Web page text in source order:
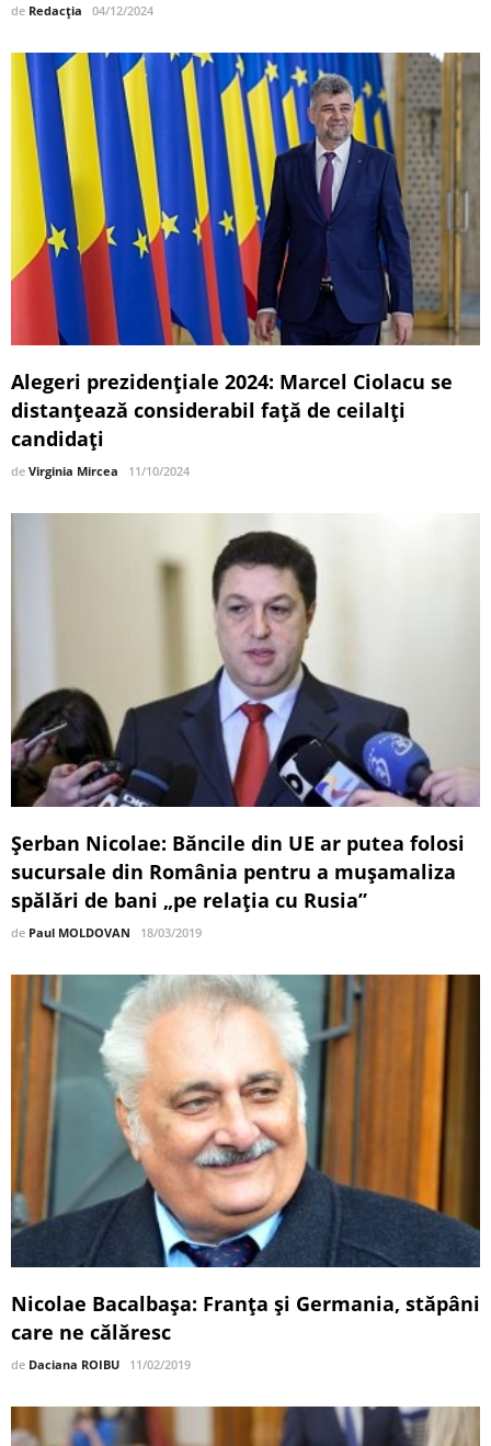
de Redacția 04/12/2024
Alegeri prezidențiale 2024: Marcel Ciolacu se
distanțează considerabil față de ceilalți
candidați
de Virginia Mircea 11/10/2024
Şerban Nicolae: Băncile din UE ar putea folosi
sucursale din România pentru a muşamaliza
spălări de bani „pe relaţia cu Rusia”
de Paul MOLDOVAN 18/03/2019
Nicolae Bacalbaşa: Franţa şi Germania, stăpâni
care ne călăresc
de Daciana ROIBU 11/02/2019